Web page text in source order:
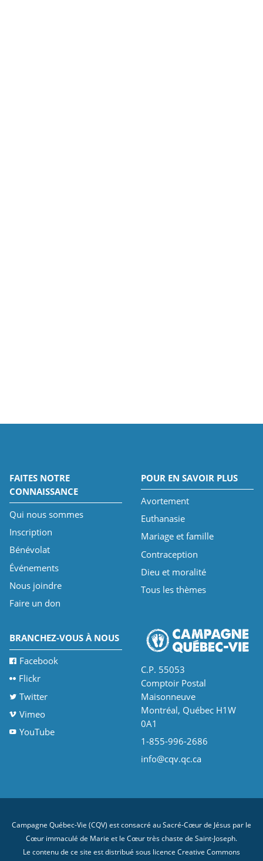
FAITES NOTRE
CONNAISSANCE
Qui nous sommes
Inscription
Bénévolat
Événements
Nous joindre
Faire un don
POUR EN SAVOIR PLUS
Avortement
Euthanasie
Mariage et famille
Contraception
Dieu et moralité
Tous les thèmes
BRANCHEZ-VOUS À NOUS
Facebook
Flickr
Twitter
Vimeo
YouTube
C.P. 55053
Comptoir Postal
Maisonneuve
Montréal, Québec H1W
0A1
1-855-996-2686
info@cqv.qc.ca
Campagne Québec-Vie (CQV) est consacré au Sacré-Cœur de Jésus par le
Cœur immaculé de Marie et le Cœur très chaste de Saint-Joseph.
Le contenu de ce site est distribué sous licence Creative Commons